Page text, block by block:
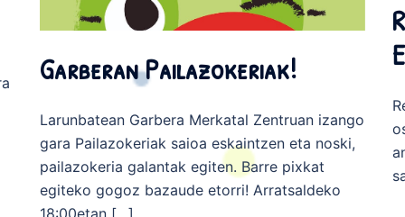
Garberan Pailazokeriak!
Larunbatean Garbera Merkatal Zentruan izango
gara Pailazokeriak saioa eskaintzen eta noski,
pailazokeria galantak egiten. Barre pixkat
egiteko gogoz bazaude etorri! Arratsaldeko
18:00etan […]